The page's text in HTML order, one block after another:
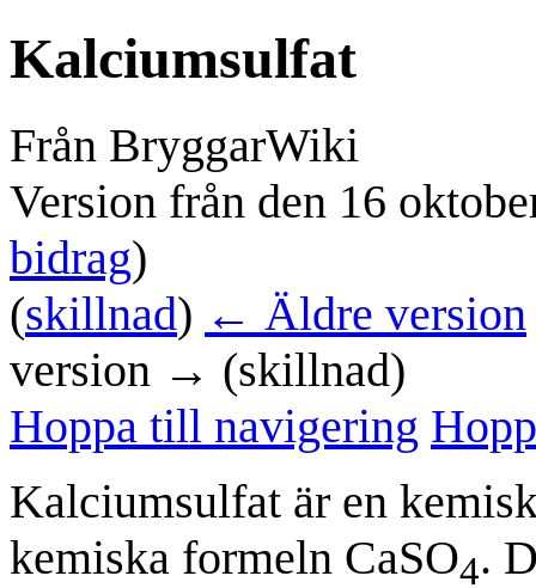
Kalciumsulfat
Från BryggarWiki
Version från den 16
bidrag)
(skillnad) ← Äldre version
version → (skillnad)
Hoppa till navigering
Kalciumsulfat är en
kemiska formeln CaSO4.